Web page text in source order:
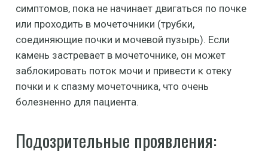
симптомов, пока не начинает двигаться по почке
или проходить в мочеточники (трубки,
соединяющие почки и мочевой пузырь). Если
камень застревает в мочеточнике, он может
заблокировать поток мочи и привести к отеку
почки и к спазму мочеточника, что очень
болезненно для пациента.
Подозрительные проявления: